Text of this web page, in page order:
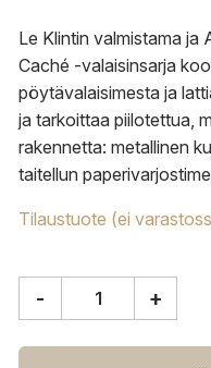
Le Klintin valmistama ja
Caché -valaisinsarja
pöytävalaisimesta ja
ja tarkoittaa piilotettua,
rakennetta: metallinen
taitellun
Tilaustuote (ei
Caleo
- +